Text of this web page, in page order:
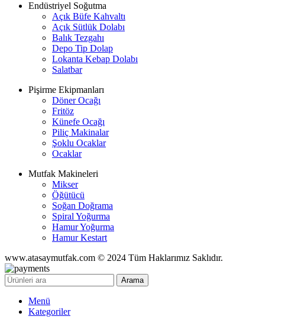
Endüstriyel Soğutma
Açık Büfe Kahvaltı
Açık Sütlük Dolabı
Balık Tezgahı
Depo Tip Dolap
Lokanta Kebap Dolabı
Salatbar
Pişirme Ekipmanları
Döner Ocağı
Fritöz
Künefe Ocağı
Piliç Makinalar
Şoklu Ocaklar
Ocaklar
Mutfak Makineleri
Mikser
Öğütücü
Soğan Doğrama
Spiral Yoğurma
Hamur Yoğurma
Hamur Kestart
www.atasaymutfak.com © 2024 Tüm Haklarımız Saklıdır.
Arama
Menü
Kategoriler